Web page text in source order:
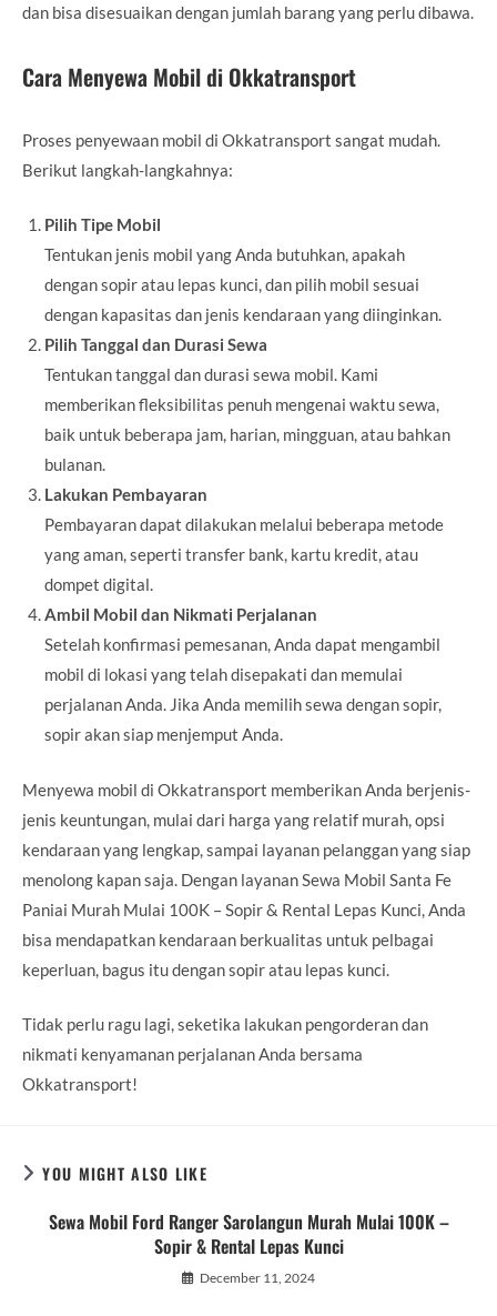
dan bisa disesuaikan dengan jumlah barang yang perlu dibawa.
Cara Menyewa Mobil di Okkatransport
Proses penyewaan mobil di Okkatransport sangat mudah.
Berikut langkah-langkahnya:
Pilih Tipe Mobil
Tentukan jenis mobil yang Anda butuhkan, apakah
dengan sopir atau lepas kunci, dan pilih mobil sesuai
dengan kapasitas dan jenis kendaraan yang diinginkan.
Pilih Tanggal dan Durasi Sewa
Tentukan tanggal dan durasi sewa mobil. Kami
memberikan fleksibilitas penuh mengenai waktu sewa,
baik untuk beberapa jam, harian, mingguan, atau bahkan
bulanan.
Lakukan Pembayaran
Pembayaran dapat dilakukan melalui beberapa metode
yang aman, seperti transfer bank, kartu kredit, atau
dompet digital.
Ambil Mobil dan Nikmati Perjalanan
Setelah konfirmasi pemesanan, Anda dapat mengambil
mobil di lokasi yang telah disepakati dan memulai
perjalanan Anda. Jika Anda memilih sewa dengan sopir,
sopir akan siap menjemput Anda.
Menyewa mobil di Okkatransport memberikan Anda berjenis-
jenis keuntungan, mulai dari harga yang relatif murah, opsi
kendaraan yang lengkap, sampai layanan pelanggan yang siap
menolong kapan saja. Dengan layanan Sewa Mobil Santa Fe
Paniai Murah Mulai 100K – Sopir & Rental Lepas Kunci, Anda
bisa mendapatkan kendaraan berkualitas untuk pelbagai
keperluan, bagus itu dengan sopir atau lepas kunci.
Tidak perlu ragu lagi, seketika lakukan pengorderan dan
nikmati kenyamanan perjalanan Anda bersama
Okkatransport!
YOU MIGHT ALSO LIKE
Sewa Mobil Ford Ranger Sarolangun Murah Mulai 100K –
Sopir & Rental Lepas Kunci
December 11, 2024